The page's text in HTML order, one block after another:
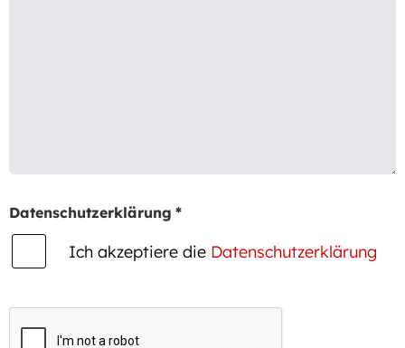
Datenschutzerklärung *
Ich akzeptiere die Datenschutzerklärung